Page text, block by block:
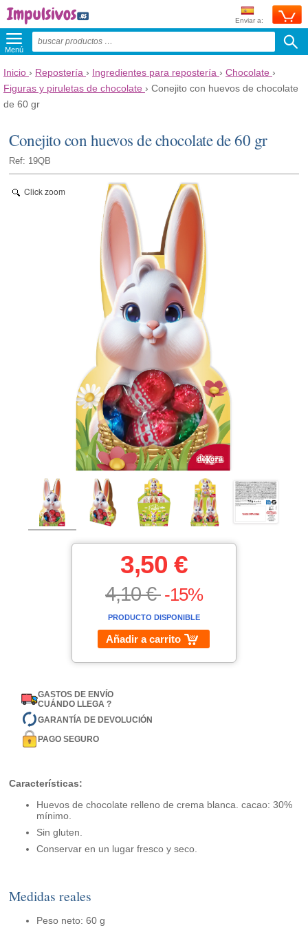
Enviar a:
Menú
Inicio › Repostería › Ingredientes para repostería › Chocolate ›
Figuras y piruletas de chocolate › Conejito con huevos de chocolate
de 60 gr
Conejito con huevos de chocolate de 60 gr
Ref: 19QB
Click zoom
3,50 €
4,10 € -15%
PRODUCTO DISPONIBLE
Añadir a carrito
GASTOS DE ENVÍO
CUÁNDO LLEGA ?
GARANTÍA DE DEVOLUCIÓN
PAGO SEGURO
Características:
Huevos de chocolate relleno de crema blanca. cacao: 30%
mínimo.
Sin gluten.
Conservar en un lugar fresco y seco.
Medidas reales
Peso neto: 60 g